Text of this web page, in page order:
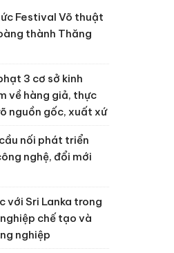
Festival Võ thuật
thành Thăng
3 cơ sở kinh
về hàng giả, thực
nguồn gốc, xuất xứ
nối phát triển
nghệ, đổi mới
với Sri Lanka trong
chế tạo và
nghiệp